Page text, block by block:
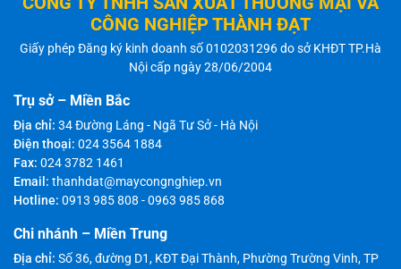
CÔNG NGHIỆP THÀNH ĐẠT
Giấy phép Đăng ký kinh doanh số 0102031296 do sở KHĐT TP.Hà
Nội cấp ngày 28/06/2004
Trụ sở – Miền Bắc
Địa chỉ: 34 Đường Láng - Ngã Tư Sở - Hà Nội
Điện thoại: 024 3564 1884
Fax: 024 3782 1461
Email: thanhdat@maycongnghiep.vn
Hotline: 0913 985 808 -0963 985 868
Chi nhánh – Miền Trung
Địa chỉ: Số 36, đường D1, KĐT Đại Thành, Phường Trường Vinh, TP